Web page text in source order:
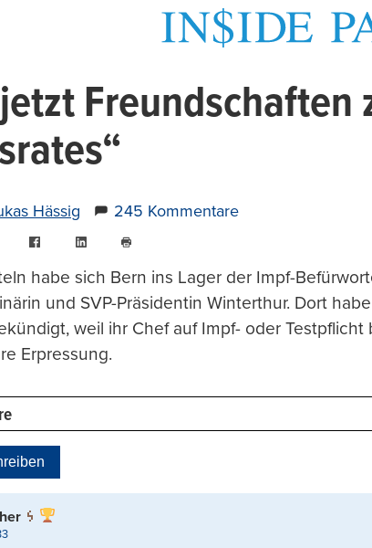
Hässig 245 Kommentare
Twitter FacebookLinkedIn
drucken
habe sich Bern ins Lager der Impf-
und SVP-Präsidentin Winterthur. Dort
weil ihr Chef auf Impf- oder Testpflicht
Erpressung.